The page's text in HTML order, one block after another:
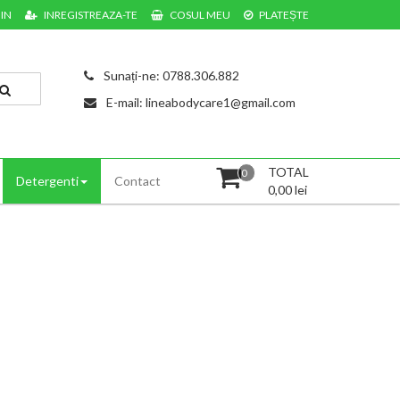
INREGISTREAZA-TE COSUL MEU PLATEȘTE
Sunați-ne: 0788.306.882
E-mail: lineabodycare1@gmail.com
0
TOTAL
0,00lei
Detergenti Contact